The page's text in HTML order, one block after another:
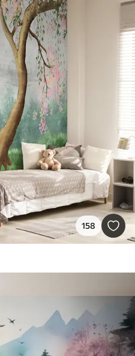
158